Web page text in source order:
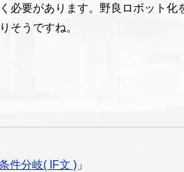
必要があります。野良ロボット
そうですね。
件分岐( IF文 ) 」